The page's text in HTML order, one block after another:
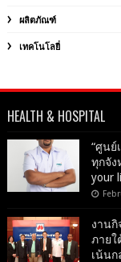
ผลิตภัณฑ์
เทคโนโลยี่
HEALTH & HOSPITAL
“ศูนย์
ทุกจัง
your
งานกิ
ภายใ
เน้นก